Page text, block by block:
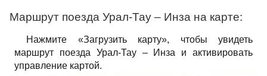
Маршрут поезда Урал-Тау – Инза на карте:
Нажмите «Загрузить карту», чтобы увидеть
маршрут поезда Урал-Тау – Инза и активировать
управление картой.